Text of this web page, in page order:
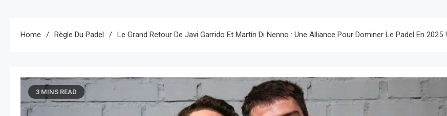
Home Règle Du Padel Le Grand Retour De Javi Garrido Et Martín Di Nenno : Une Alliance Pour Dominer Le Padel En 2025 !
3 MINS READ